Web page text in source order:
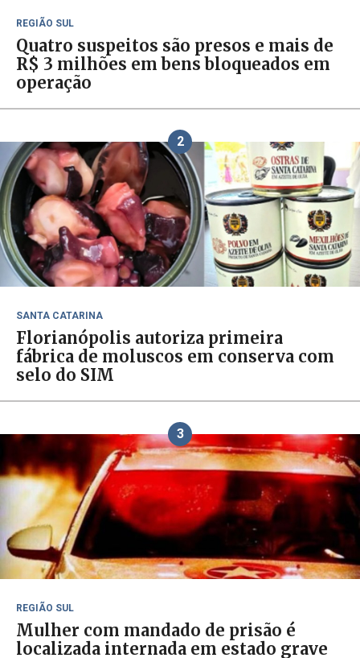
REGIÃO SUL
Quatro suspeitos são presos e mais de
R$ 3 milhões em bens bloqueados em
operação
2
SANTA CATARINA
Florianópolis autoriza primeira
fábrica de moluscos em conserva com
selo do SIM
3
REGIÃO SUL
Mulher com mandado de prisão é
localizada internada em estado grave